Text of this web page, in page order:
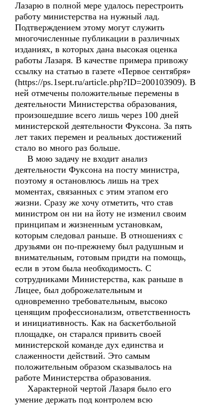
Лазарю в полной мере удалось перестроить
работу министерства на нужный лад.
Подтверждением этому могут служить
многочисленные публикации в различных
изданиях, в которых дана высокая оценка
работы Лазаря. В качестве примера привожу
ссылку на статью в газете «Первое сентября»
(https://ps.1sept.ru/article.php?ID=200103909). В
ней отмечены положительные перемены в
деятельности Министерства образования,
произошедшие всего лишь через 100 дней
министерской деятельности Фуксона. За пять
лет таких перемен и реальных достижений
стало во много раз больше.
В мою задачу не входит анализ
деятельности Фуксона на посту министра,
поэтому я остановлюсь лишь на трех
моментах, связанных с этим этапом его
жизни. Сразу же хочу отметить, что став
министром он ни на йоту не изменил своим
принципам и жизненным установкам,
которым следовал раньше. В отношениях с
друзьями он по-прежнему был радушным и
внимательным, готовым придти на помощь,
если в этом была необходимость. С
сотрудниками Министерства, как раньше в
Лицее, был доброжелательным и
одновременно требовательным, высоко
ценящим профессионализм, ответственность
и инициативность. Как на баскетбольной
площадке, он старался привить своей
министерской команде дух единства и
слаженности действий. Это самым
положительным образом сказывалось на
работе Министерства образования.
Характерной чертой Лазаря было его
умение держать под контролем всю